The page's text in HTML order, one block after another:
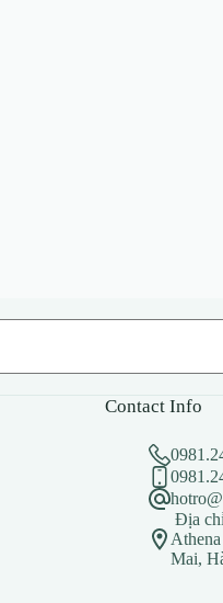
Contact Info
Địa
Mai,